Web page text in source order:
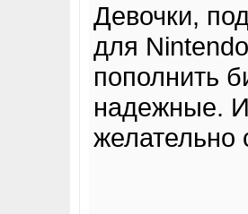
Девочки,
для
пополнить
надежные.
желательно